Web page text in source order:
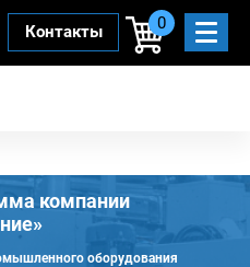
Контакты 0
компании
оборудования